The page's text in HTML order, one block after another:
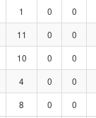
1 0 0
11 0 0
10 0 0
4 0 0
8 0 0